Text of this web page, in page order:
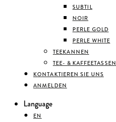
SUBTIL
NOIR
PERLE GOLD
PERLE WHITE
TEEKANNEN
TEE- & KAFFEETASSEN
KONTAKTIEREN SIE UNS
ANMELDEN
Language
EN